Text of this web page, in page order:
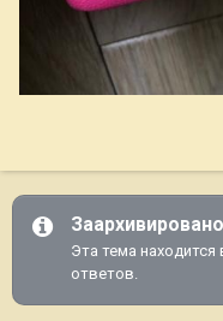
Заархивировано
Эта тема
ответов.